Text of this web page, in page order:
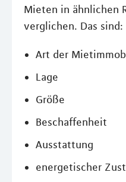
Mieten in ähnlichen
verglichen. Das sind:
Art der
Lage
Größe
Beschaffenheit
Ausstattung
energetischer